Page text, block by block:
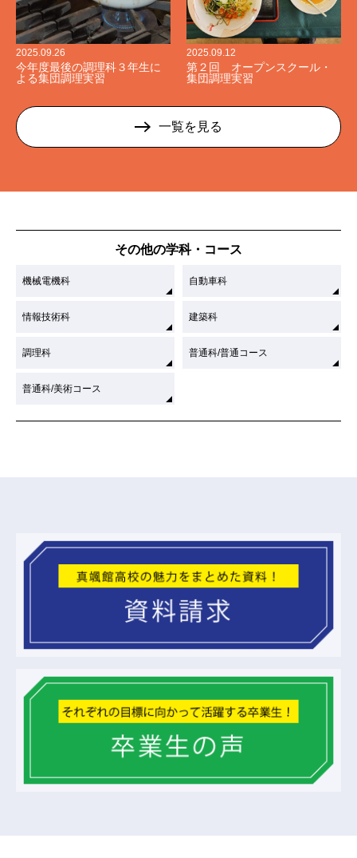
2025.09.26
今年度最後の調理科３年生に
よる集団調理実習
2025.09.12
第２回 オープンスクール・
集団調理実習
一覧を見る
その他の学科・コース
機械電機科 自動車科
情報技術科 建築科
調理科 普通科/普通コース
普通科/美術コース